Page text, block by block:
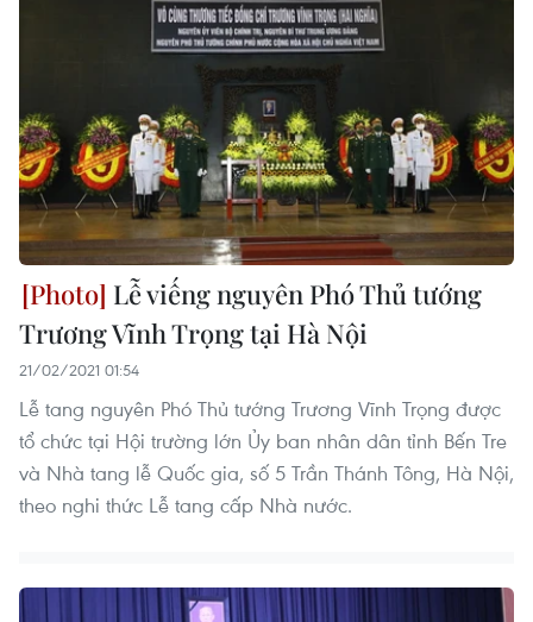
Lễ viếng nguyên Phó Thủ tướng
Trương Vĩnh Trọng tại Hà Nội
21/02/2021 01:54
Lễ tang nguyên Phó Thủ tướng Trương Vĩnh Trọng được
tổ chức tại Hội trường lớn Ủy ban nhân dân tỉnh Bến Tre
và Nhà tang lễ Quốc gia, số 5 Trần Thánh Tông, Hà Nội,
theo nghi thức Lễ tang cấp Nhà nước.